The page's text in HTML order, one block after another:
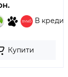
В кредит
Купити